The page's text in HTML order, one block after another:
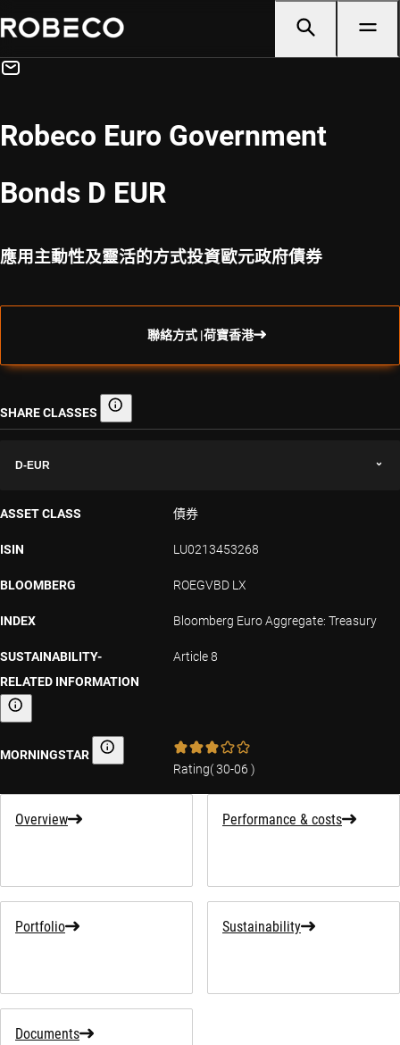
Robeco Euro Government
Bonds D EUR
應用主動性及靈活的方式投資歐元政府債券
聯絡方式 |荷寶香港
SHARE CLASSES Share classes
D-EUR
ASSET CLASS 債券
ISIN LU0213453268
BLOOMBERG ROEGVBD LX
INDEX Bloomberg Euro Aggregate: Treasury
SUSTAINABILITY-
RELATED INFORMATION
Sustainability-related information
Article 8
MORNINGSTAR Morningstar
Rating(30-06 )
Overview Performance & costs
Portfolio Sustainability
Documents